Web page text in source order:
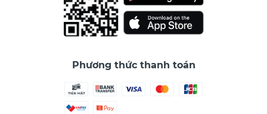
Phương thức thanh toán